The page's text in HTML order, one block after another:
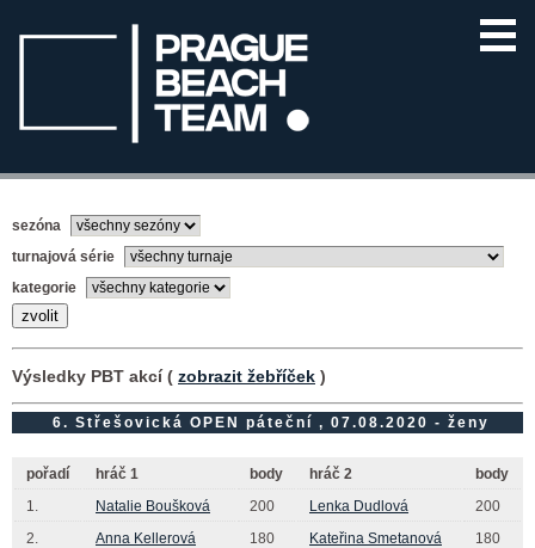
sezóna
turnajová série
kategorie
Výsledky PBT akcí ( zobrazit žebříček )
6. Střešovická OPEN páteční , 07.08.2020 - ženy
pořadí hráč 1 body hráč 2
body
1.
Natalie Boušková 200 Lenka Dudlová
200
2.
Anna Kellerová 180 Kateřina Smetanová 180